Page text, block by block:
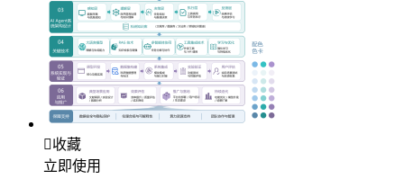
收藏
立即使用